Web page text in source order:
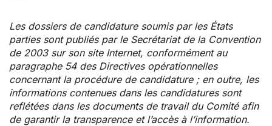
Les dossiers de candidature soumis par les États
parties sont publiés par le Secrétariat de la Convention
de 2003 sur son site Internet, conformément au
paragraphe 54 des Directives opérationnelles
concernant la procédure de candidature ; en outre, les
informations contenues dans les candidatures sont
reflétées dans les documents de travail du Comité afin
de garantir la transparence et l’accès à l’information.